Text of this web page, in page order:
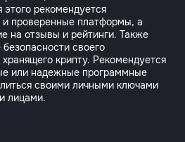
рекомендуется
проверенные платформы, а
на отзывы и рейтинги. Также
своего
крипту. Рекомендуется
или надежные программные
своими личными ключами
лицами.